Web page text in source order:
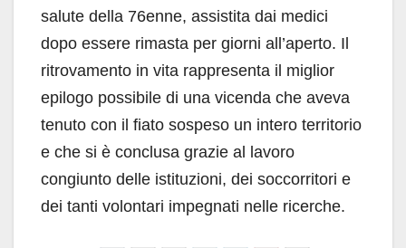
salute della 76enne, assistita dai medici
dopo essere rimasta per giorni all’aperto. Il
ritrovamento in vita rappresenta il miglior
epilogo possibile di una vicenda che aveva
tenuto con il fiato sospeso un intero territorio
e che si è conclusa grazie al lavoro
congiunto delle istituzioni, dei soccorritori e
dei tanti volontari impegnati nelle ricerche.